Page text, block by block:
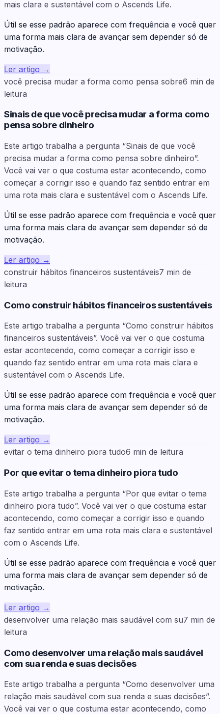
mais clara e sustentável com o Ascends Life.
Útil se esse padrão aparece com frequência e você quer
uma forma mais clara de avançar sem depender só de
motivação.
Ler artigo →
você precisa mudar a forma como pensa sobre6 min de
leitura
Sinais de que você precisa mudar a forma como
pensa sobre dinheiro
Este artigo trabalha a pergunta “Sinais de que você
precisa mudar a forma como pensa sobre dinheiro”.
Você vai ver o que costuma estar acontecendo, como
começar a corrigir isso e quando faz sentido entrar em
uma rota mais clara e sustentável com o Ascends Life.
Útil se esse padrão aparece com frequência e você quer
uma forma mais clara de avançar sem depender só de
motivação.
Ler artigo →
construir hábitos financeiros sustentáveis7 min de
leitura
Como construir hábitos financeiros sustentáveis
Este artigo trabalha a pergunta “Como construir hábitos
financeiros sustentáveis”. Você vai ver o que costuma
estar acontecendo, como começar a corrigir isso e
quando faz sentido entrar em uma rota mais clara e
sustentável com o Ascends Life.
Útil se esse padrão aparece com frequência e você quer
uma forma mais clara de avançar sem depender só de
motivação.
Ler artigo →
evitar o tema dinheiro piora tudo6 min de leitura
Por que evitar o tema dinheiro piora tudo
Este artigo trabalha a pergunta “Por que evitar o tema
dinheiro piora tudo”. Você vai ver o que costuma estar
acontecendo, como começar a corrigir isso e quando
faz sentido entrar em uma rota mais clara e sustentável
com o Ascends Life.
Útil se esse padrão aparece com frequência e você quer
uma forma mais clara de avançar sem depender só de
motivação.
Ler artigo →
desenvolver uma relação mais saudável com su7 min de
leitura
Como desenvolver uma relação mais saudável
com sua renda e suas decisões
Este artigo trabalha a pergunta “Como desenvolver uma
relação mais saudável com sua renda e suas decisões”.
Você vai ver o que costuma estar acontecendo, como